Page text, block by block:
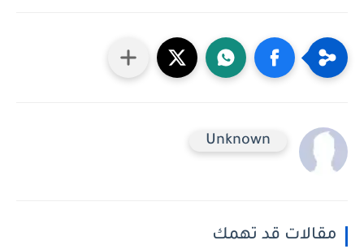
Unknown
مقالات قد تهمك